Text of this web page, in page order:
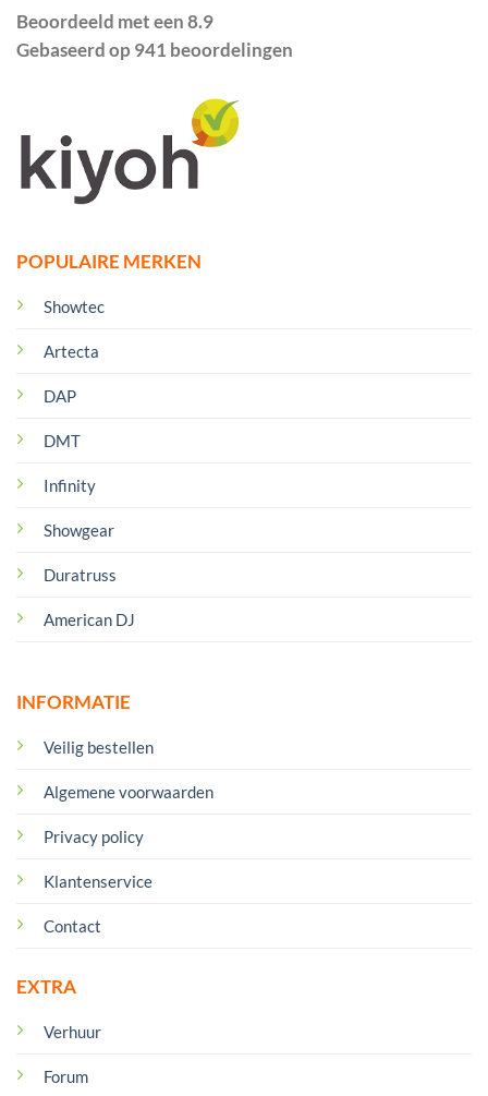
POPULAIRE MERKEN
Showtec
Artecta
DAP
DMT
Infinity
Showgear
Duratruss
American DJ
INFORMATIE
Veilig bestellen
Algemene voorwaarden
Privacy policy
Klantenservice
Contact
EXTRA
Verhuur
Forum
Beoordeeld met een 8.9
Gebaseerd op 941 beoordelingen